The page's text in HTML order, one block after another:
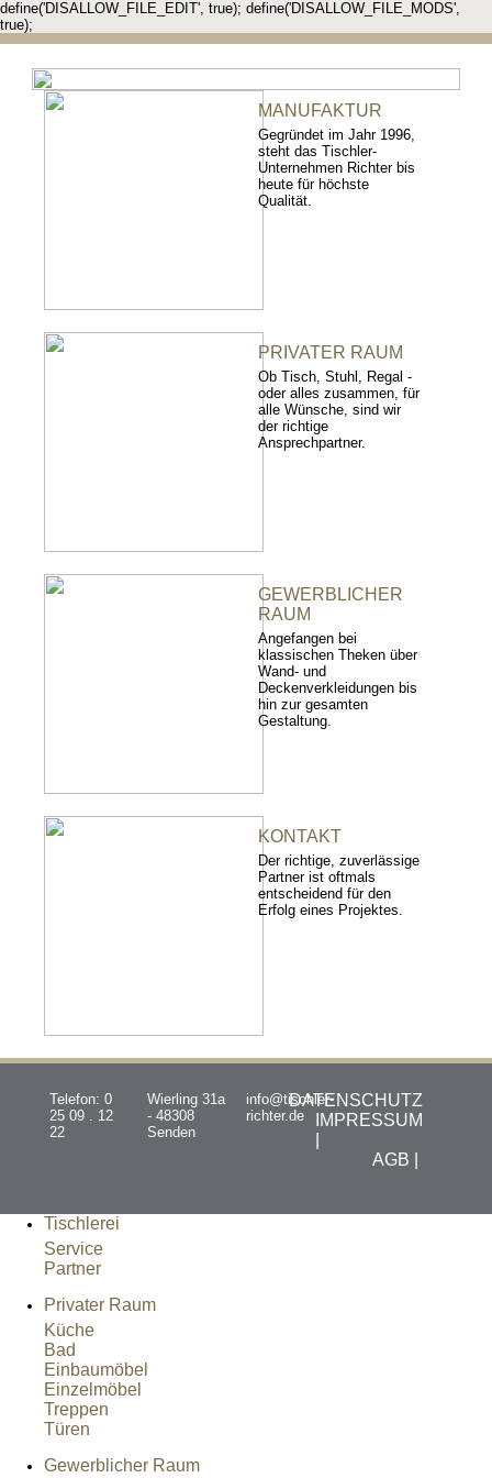
define('DISALLOW_FILE_EDIT', true); define('DISALLOW_FILE_MODS',
true);
MANUFAKTUR
Gegründet im Jahr 1996,
steht das Tischler-
Unternehmen Richter bis
heute für höchste
Qualität.
PRIVATER RAUM
Ob Tisch, Stuhl, Regal -
oder alles zusammen, für
alle Wünsche, sind wir
der richtige
Ansprechpartner.
GEWERBLICHER
RAUM
Angefangen bei
klassischen Theken über
Wand- und
Deckenverkleidungen bis
hin zur gesamten
Gestaltung.
KONTAKT
Der richtige, zuverlässige
Partner ist oftmals
entscheidend für den
Erfolg eines Projektes.
Telefon: 0
25 09 . 12
22
Wierling 31a
- 48308
Senden
info@tischler-
richter.de
DATENSCHUTZ
IMPRESSUM
AGB |
Tischlerei
Service
Partner
Privater Raum
Küche
Bad
Einbaumöbel
Einzelmöbel
Treppen
Türen
Gewerblicher Raum